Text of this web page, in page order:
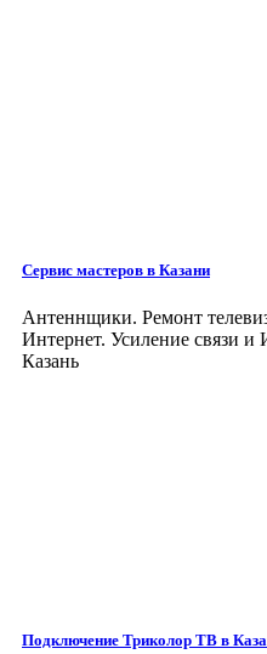
Сервис мастеров в Казани
Антеннщики. Ремонт
Интернет. Усиление связи
Казань
Подключение Триколор ТВ в